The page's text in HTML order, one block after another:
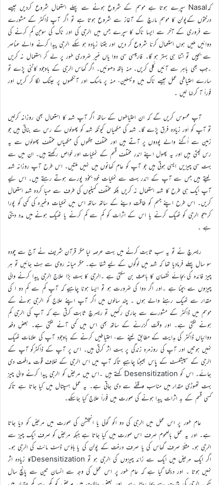
کہNasal سپرے ہوتا ہے موسم کے شروع ہونے سے پہلے استعمال شروع کردیں جیسے
درختوں کےپولن کا موسم مارچ کے آغاز سے شروع ہوتا ہے تو اگر آپ ڈاکٹر کے مشورے
سے فروری کے آخر سے ایسا ناک کا سپرے جس میں الرجی کی اور ناک کی سوجن کم کرنے کی
دوائیں ملیں ہوں استعمال کرنا شروع کر دیں اور جتنا زیادہ ہو سکے الرجی پیدا کرنے والے عناصر
سے بچیں تو اتنا ہی بہتر ہو گا۔ فارمیسی سی دوا یاں غیر ضروری طور پر لے کر استعمال نہ کریں
۔جب بھی باہر سے آئیں کُلی کریں۔ منہ ہاتھ دھوئیں۔ اگر گھاس الرجی کے باوجود کاٹنی پڑے تو
سارے احتیاطی عمل جیسے ناک میں ویسلین، منہ پر ماسک اور آنکھوں پر عینک لگا کر کریں اور
فوراً آ کرنہا لیں ۔
آپ محسوس کریں گے کہ ان احتیاطوں کے ساتھ اگر آپ شہد کا استعمال بھی روزانہ کرلیں
تو آپ کو اَور زیادہ فرق پڑے گا۔ شہد کی مکھیاں کیونکہ شہد کو پھولوں کے رس سے بناتی ہیں جو
زمین سے اُگنے والے پودوں پر آتے ہیں اور مختلف جگہوں کی مکھیاں مختلف پھولوں سے یہ
رس لیتی ہیں اور یہ پھول اپنے اندر مختلف قسم کے نمکیات اور خواص رکھتے ہیں۔ ان میں سے
بہت سی چیزیں ایسی ہوتی ہیں جو آپ کو عام کھانوں میں نہیں ملتیں۔ اس طرح آپ روزانہ شہد
لیتے ہیں جس سے آپ کے اندر بہت سے نمکیات خود بخود پورے ہوتے رہتے ہیں۔ اس لیے
آپ ایک ہی طرح کا شہد استعمال نہ کریں بلکہ مختلف کمپنیوں کی طرف سے مہیا کردہ شہد استعمال
کریں۔ اس طرح اپنے جسم کو طاقت دینے کے ساتھ ساتھ اس میں نمکیات وغیرہ کی کمی کو پورا
کریںجو الرجی کو ٹھیک کرنے یا اس کے اثرات کو کم سے کم کرنے یا ٹھیک ہونے میں مدد دیتی
ہے ۔
ریسرچ نے تو یہ سب ثابت کرنے میں بہت عرصہ لیا مگر قرآن شریف نے آج سے چودہ
سو سال پہلے فرمادیا تھا کہ شہد میں لوگوں کے لیے شفا ہے۔ مگر میانہ روی سے ہٹ جائیں تو ہر
چیز فائدہ کی بجائے نقصان کا باعث بن سکتی ہے ۔الرجی کا بہت بڑا علاج الرجی پیدا کرنے والی
چیزوں سے بچنا ہے ۔اور اگر دوا کی ضرورت ہو تو ایسا ہونا چاہیے کہ آپ کم سے کم دو ا کی
مقدار سے ٹھیک رہنے والے ہوں ۔ چند سالوں میں اگر آپ اپنے علاج کو الرجی ہونے کے
موسم میں ڈاکٹر کے مشورے سے جاری رکھیں تو ریسرچ ثابت کرتی ہے کہ آپ کی الرجی کم
ہونے لگتی ہے۔ اور وقت گزرنے کے ساتھ بھی اس میں کمی آنے لگتی ہے۔ بعض دفعہ
دوائیاں ڈاکٹر کی ہدایت کے مطابق لینے سے، احتیاطیں کرنے کے باوجود آپ کی علامات ٹھیک
نہیں ہوتیں اور آپ کی روزمرہ زندگی پر بہت اثر کرتی ہیں۔ اس پر آپ کے ڈاکٹرکو آپ کے
الرجی کے سپیشلسٹ کے پاس بھیجنا چاہیے تاکہ آپ میں اس الرجی کے خلاف قوت مدافعت دی
جائے۔ اس کو Desensitization کہتے ہیں ۔اس میں مریض کو الرجی پیدا کرنے والی چیز
بہت تھوڑی مقدار میں مناسب وقفے سے دی جاتی ہے۔ یہ عمل ہسپتال میں کیا جاتا ہے تاکہ
کسی قسم کے بد اثرات پیدا ہونے کی صورت میں فوراً علاج کیا جاسکے۔
عام طور پر اس عمل میں الرجی کی دو اکو گولی یا انجکشن کی صورت میں مریض کو دیا جاتا
ہے۔ اور یہ عمل بالعموم صرف اس صورت میں کیا جاتا ہے جبکہ مریض کو صرف ایک چیز سے
الرجی ہو۔ مثلًا صرف گھاس کی یا صرف درخت کے پولن کی یا ہاؤس ڈسٹ مائٹ کی الرجی ہو۔
اگر ایک مریض میں ایک سے زائد چیزوں کی الرجی ہو تو Desensitizationکا زیادہ اثر
نہیں ہوتا ۔ اور دیکھا گیا ہے کہ عام طور پر اس عمل کی وجہ سے انسان تین سے پانچ سال